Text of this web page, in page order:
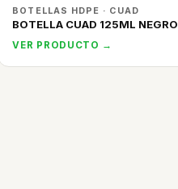
BOTELLAS HDPE · CUAD
BOTELLA CUAD 125ML NEGRO
VER PRODUCTO →